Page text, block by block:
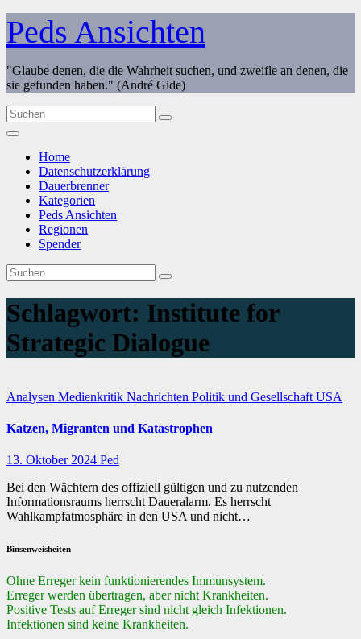
Zum
Inhalt
springen
Peds Ansichten
"Glaube denen, die die Wahrheit suchen, und zweifle an denen, die
sie gefunden haben." (André Gide)
Home
Datenschutzerklärung
Dauerbrenner
Kategorien
Peds Ansichten
Regionen
Spender
Schlagwort: Institute for
Strategic Dialogue
Analysen Medienkritik Nachrichten Politik und Gesellschaft USA
Katzen, Migranten und Katastrophen
13. Oktober 2024 Ped
Bei den Wächtern des offiziell gültigen und zu nutzenden
Informationsraums herrscht Daueralarm. Es herrscht
Wahlkampfatmosphäre in den USA und nicht…
Binsenweisheiten
Ohne Erreger kein funktionierendes Immunsystem.
Erreger werden übertragen, aber nicht Krankheiten.
Positive Tests auf Erreger sind nicht gleich Infektionen.
Infektionen sind keine Krankheiten.